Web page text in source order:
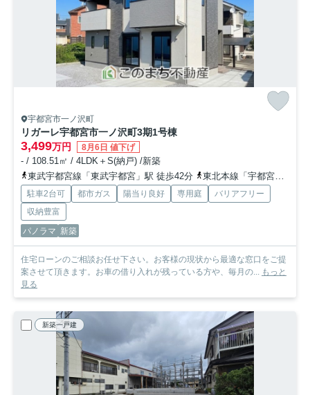
宇都宮市一ノ沢町
リガーレ宇都宮市一ノ沢町3期1号棟
3,499万円 8月6日 値下げ
- / 108.51㎡ / 4LDK＋S(納戸) /新築
東武宇都宮線「東武宇都宮」駅 徒歩42分
東北本線「宇都宮」駅 徒歩60分
駐車2台可 都市ガス 陽当り良好 専用庭
バリアフリー
収納豊富
パノラマ 新築
住宅ローンのご相談お任せ下さい。お客様の現状から最適な窓口をご提
案させて頂きます。お車の借り入れが残っている方や、毎月の... もっと
見る
新築一戸建